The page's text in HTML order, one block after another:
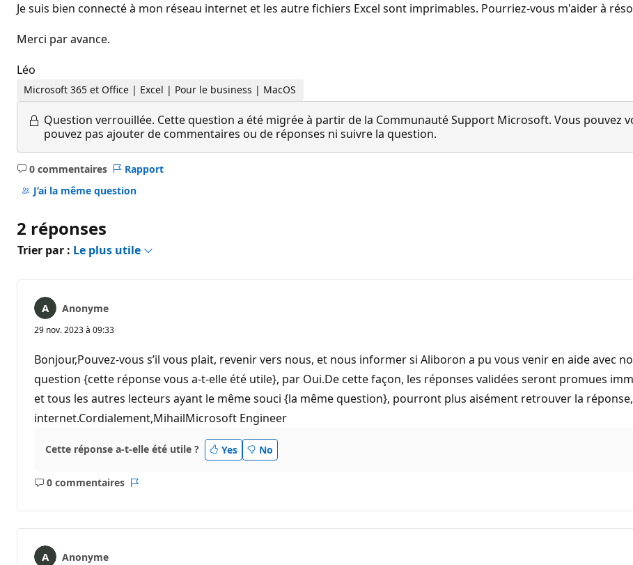
Je suis bien connecté à mon réseau internet et les autre fichiers Excel sont imprimables. Pourriez-vous m'aider à
Merci par avance.
Léo
Microsoft 365 et Office | Excel | Pour le business | MacOS
Question verrouillée. Cette question a été migrée à partir de la Communauté Support Microsoft. Vous pouvez
pouvez pas ajouter de commentaires ou de réponses ni suivre la question.
0 commentaires
Aucun
commentaire
Rapport
J’ai la même question
2 réponses
Trier par : Le plus utile
Anonyme
29 nov. 2023 à 09:33
Bonjour,Pouvez-vous s’il vous plait, revenir vers nous, et nous informer si Aliboron a pu vous venir en aide avec
question {cette réponse vous a-t-elle été utile}, par Oui.De cette façon, les réponses validées seront promues
et tous les autres lecteurs ayant le même souci {la même question}, pourront plus aisément retrouver la
internet.Cordialement,MihailMicrosoft Engineer
Cette réponse a-t-elle été utile ? Yes No
0 commentaires
Aucun
Anonyme